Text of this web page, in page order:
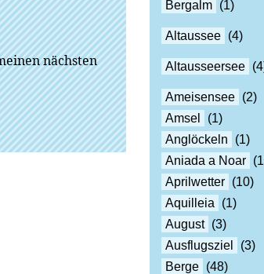
nächsten
Bergalm (1)
Altaussee (4)
Altausseersee
Ameisensee (2)
Amsel
(1)
Anglöckeln
(1)
Aniada a Noar
Aprilwetter (10)
Aquilleia
(1)
August (3)
Ausflugsziel
(3)
Berge (48)